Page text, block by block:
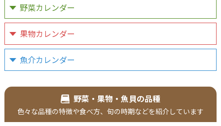
野菜カレンダー
果物カレンダー
魚介カレンダー
野菜・果物・魚貝の品種
色々な品種の特徴や食べ方、旬の時期などを紹介しています